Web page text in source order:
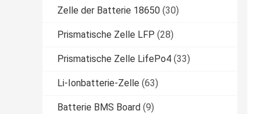
Zelle der Batterie 18650 (30)
Prismatische Zelle LFP (28)
Prismatische Zelle LifePo4 (33)
Li-Ionbatterie-Zelle (63)
Batterie BMS Board (9)